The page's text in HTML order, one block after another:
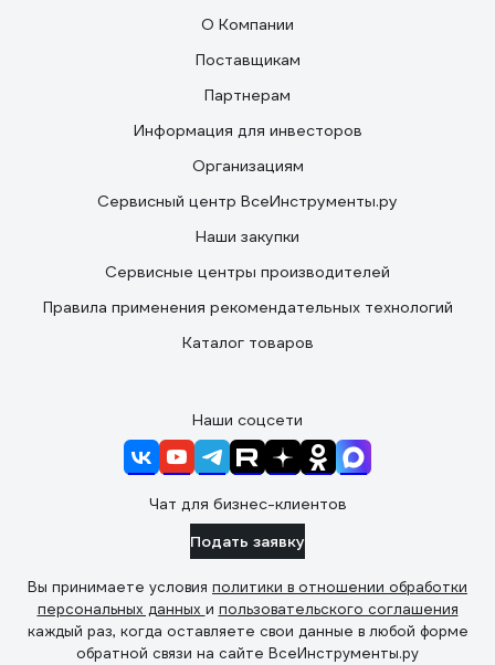
О Компании
Поставщикам
Партнерам
Информация для инвесторов
Организациям
Сервисный центр ВсеИнструменты.ру
Наши закупки
Сервисные центры производителей
Правила применения рекомендательных технологий
Каталог товаров
Наши соцсети
Чат для бизнес-клиентов
Подать заявку
Вы принимаете условия политики в отношении обработки
персональных данных и пользовательского соглашения
каждый раз, когда оставляете свои данные в любой форме
обратной связи на сайте ВсеИнструменты.ру